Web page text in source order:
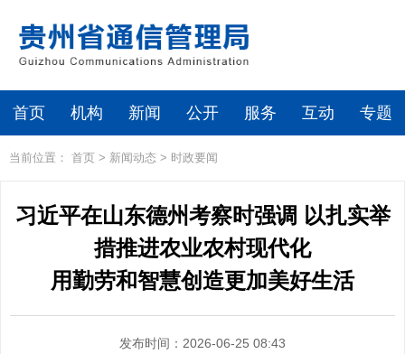
首页 机构 新闻 公开 服务 互动 专题
当前位置： 首页 > 新闻动态 > 时政要闻
习近平在山东德州考察时强调 以扎实举
措推进农业农村现代化
用勤劳和智慧创造更加美好生活
发布时间：2026-06-25 08:43